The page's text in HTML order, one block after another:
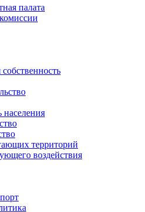
палата
населения
территорий
воздействия